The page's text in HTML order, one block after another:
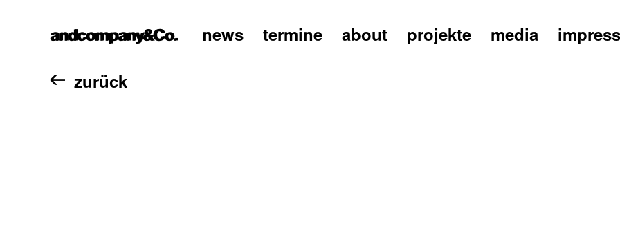
home news termine about projekte media
zurück